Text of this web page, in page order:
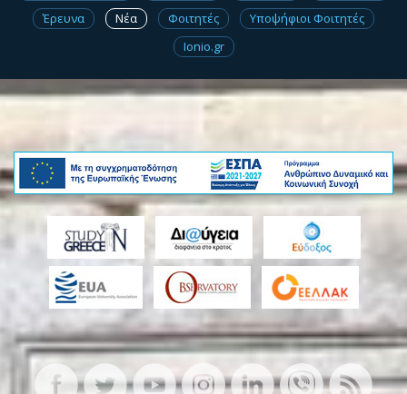
Έρευνα
Νέα Φοιτητές
Υποψήφιοι Φοιτητές
Ionio.gr